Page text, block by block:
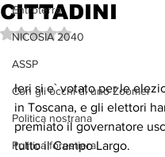
Entroterra
NICOSIA 2040
ASSP
Con gli occhi di uno Zoomer
Politica nostrana
Politica forestiera
CITTADINI
Valutazione NaN stelle su
Ieri si e` votato per le
in Toscana, e gli elettori
premiato il governatore
tutto il Campo Largo.